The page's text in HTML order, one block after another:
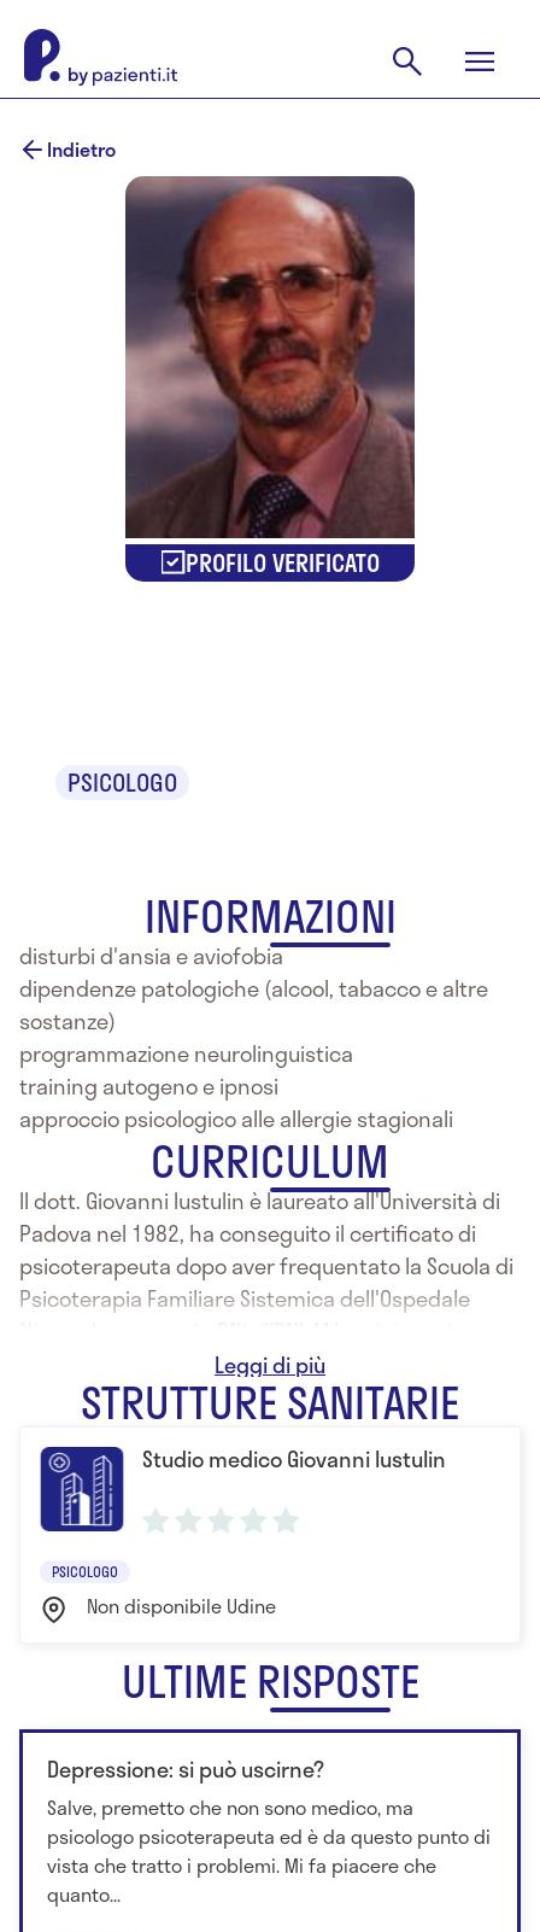
Indietro
PROFILO VERIFICATO
PSICOLOGO
INFORMAZIONI
disturbi d'ansia e aviofobia
dipendenze patologiche (alcool, tabacco e altre
sostanze)
programmazione neurolinguistica
training autogeno e ipnosi
approccio psicologico alle allergie stagionali
CURRICULUM
Il dott. Giovanni Iustulin è laureato all'Università di
Padova nel 1982, ha conseguito il certificato di
psicoterapeuta dopo aver frequentato la Scuola di
Psicoterapia Familiare Sistemica dell'Ospedale
ericksoniana, esperienza pratica ad Iowa City (USA).
Opera nel campo delle dipendenze dal 1982 in
servizi privati e pubblici. Si rivolge a persone adulte
e alla terza età.
STRUTTURE SANITARIE
Studio medico Giovanni Iustulin
PSICOLOGO
Non disponibile Udine
ULTIME RISPOSTE
Depressione: si può uscirne?
Salve, premetto che non sono medico, ma
psicologo psicoterapeuta ed è da questo punto di
vista che tratto i problemi. Mi fa piacere che
quanto...